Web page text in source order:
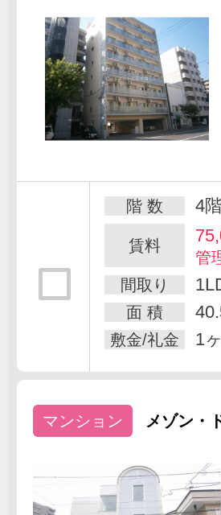
階 数 4
賃料
管
間取り
面 積
敷金/礼金 1
マンション メゾン・